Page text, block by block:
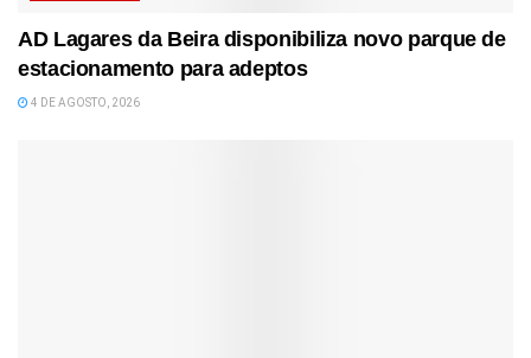
AD Lagares da Beira disponibiliza novo parque de
estacionamento para adeptos
4 DE AGOSTO, 2026